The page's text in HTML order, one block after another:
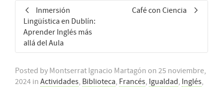
Inmersión
Lingüística en Dublín:
Aprender Inglés más
allá del Aula
Café con Ciencia
Posted by Montserrat Ignacio Martagón on 25 noviembre,
2024 in Actividades, Biblioteca, Francés, Igualdad, Inglés,